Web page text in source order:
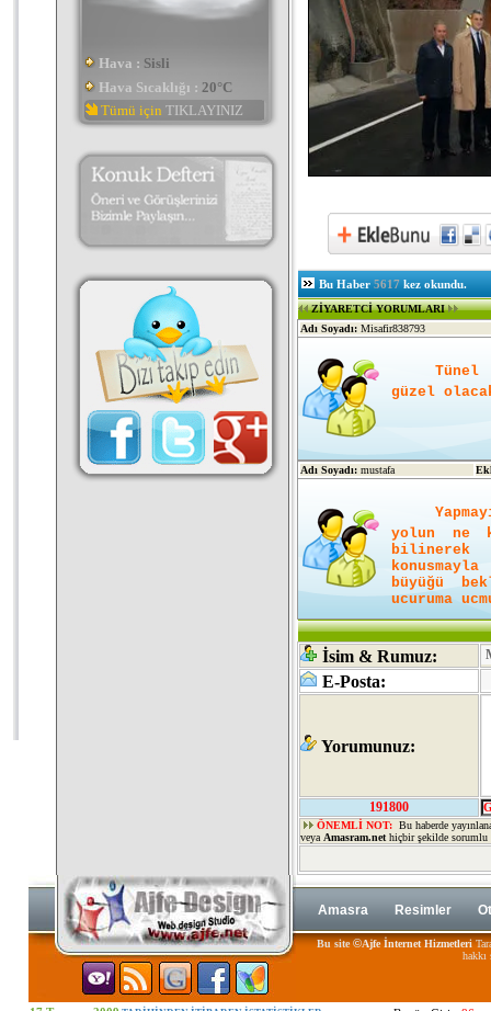
Hava : Sisli
Hava Sıcaklığı : 20°C
Tümü için TIKLAYINIZ
Bu Haber 5617kez okundu.
ZİYARETCİ YORUMLARI
Adı Soyadı: Misafir838793
Tünel
güzel
Adı Soyadı: mustafa
yolun ne
bilinerek
büyüğü
ucuruma
İsim & Rumuz:
E-Posta:
Yorumunuz:
191800
ÖNEMLİ NOT: Bu haberde
veya Amasram.net hiçbir şekilde sorumlu
Amasra Resimler
Bu site©Ajfe İnternet Hizmetleri
hakkı